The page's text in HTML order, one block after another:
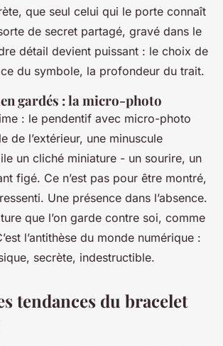
que seul celui qui le porte connaît
de secret partagé, gravé dans le
détail devient puissant : le choix de
du symbole, la profondeur du trait.
gardés : la micro-photo
: le pendentif avec micro-photo
de l’extérieur, une minuscule
un cliché miniature - un sourire, un
figé. Ce n’est pas pour être montré,
Une présence dans l’absence.
que l’on garde contre soi, comme
l’antithèse du monde numérique :
secrète, indestructible.
tendances du bracelet